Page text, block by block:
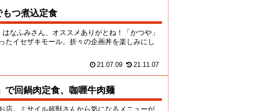
もつ煮込定食
なふみさん、オススメありがとね！「かつや」
たイセザキモール。折々の企画丼を楽しみにし
21.07.09 21.11.07
で回鍋肉定食、咖喱牛肉麺
店。ミサイル超獣さんから気になるメニューが